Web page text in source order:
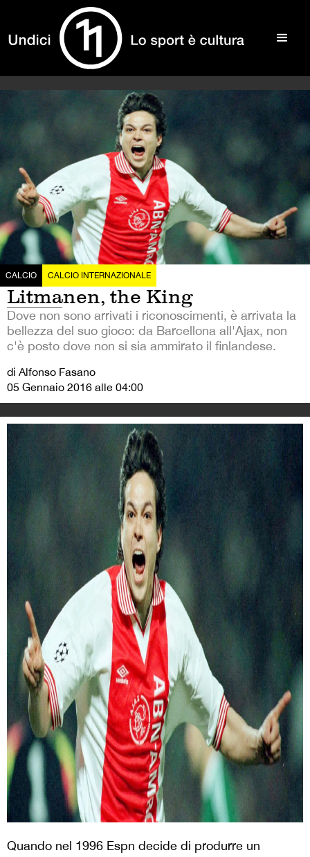
CALCIO CALCIO INTERNAZIONALE
Litmanen, the King
Dove non sono arrivati i riconoscimenti, è arrivata la
bellezza del suo gioco: da Barcellona all'Ajax, non
c'è posto dove non si sia ammirato il finlandese.
di Alfonso Fasano
05 Gennaio 2016 alle 04:00
Quando nel 1996 Espn decide di produrre un